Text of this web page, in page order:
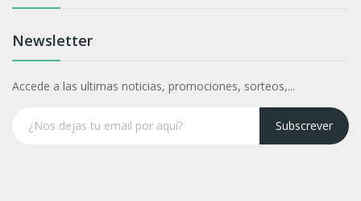
Newsletter
Accede a las ultimas noticias, promociones, sorteos,...
Subscrever